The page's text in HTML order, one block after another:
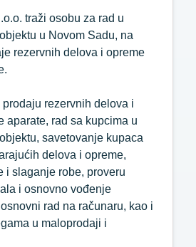
traži osobu za rad u
u Novom Sadu, na
rezervnih delova i opreme
rezervnih delova i
aparate, rad sa kupcima u
savetovanje kupaca
delova i opreme,
i slaganje robe, proveru
i osnovno vođenje
rad na računaru, kao i
u maloprodaji i